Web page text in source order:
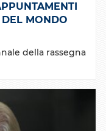
DEL MONDO
della rassegna